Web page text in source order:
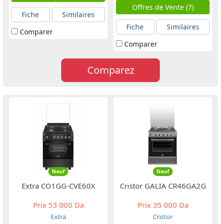
Fiche
Similaires
Comparer
Offres de Vente (7)
Fiche
Similaires
Comparer
Comparez
Neuf
Extra CO1GG-CVE60X
Prix53 000 Da
Extra
Neuf
Cristor GALIA CR46GA2G
Prix35 000 Da
Cristor